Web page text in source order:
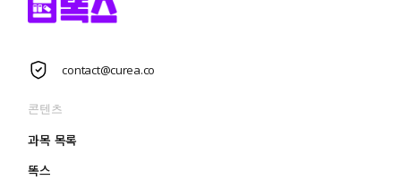
contact@curea.co
콘텐츠
과목 목록
똑스